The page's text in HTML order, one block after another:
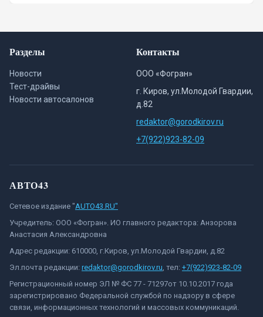
Разделы
Новости
Тест-драйвы
Новости автосалонов
Контакты
ООО «Фогран»
г. Киров, ул.Молодой Гвардии,
д.82
redaktor@gorodkirov.ru
+7(922)923-82-09
АВТО43
Сетевое издание "AUTO43.RU"
Учредитель: ООО «Фогран». ИО главного редактора: Анзорова
Анастасия Александровна
Адрес редакции: 610000, г.Киров, ул.Молодой Гвардии, д.82
Эл.почта редакции: redaktor@gorodkirov.ru, тел: +7(922)923-82-09
Регистрационный номер ЭЛ № ФС 77 - 71297от 10.10.2017 года
зарегистрировано Федеральной службой по надзору в сфере
связи, информационных технологий и массовых коммуникаций.